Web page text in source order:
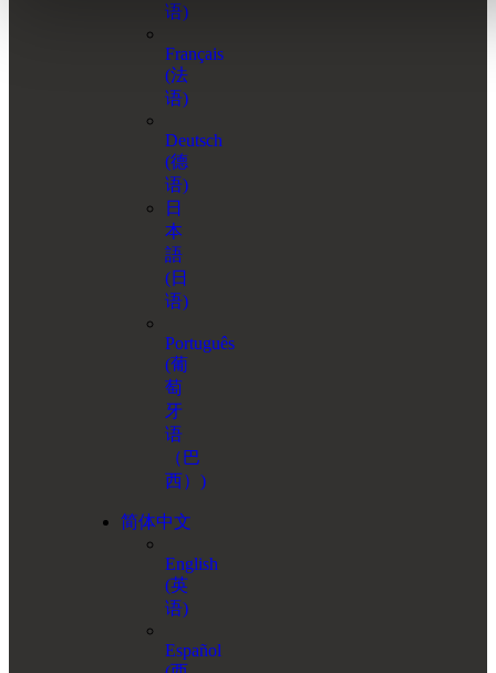
语)
Français
(法
语)
Deutsch
(德
语)
日
本
語
(日
语)
Português
(葡
萄
牙
语
（巴
西） )
简体中文
English
(英
语)
Español